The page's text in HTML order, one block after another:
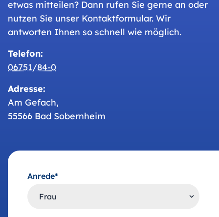
etwas mitteilen? Dann rufen Sie gerne an oder
nutzen Sie unser Kontaktformular. Wir
antworten Ihnen so schnell wie möglich.
Telefon:
06751/84-0
Adresse:
Am Gefach,
55566 Bad Sobernheim
Anrede*